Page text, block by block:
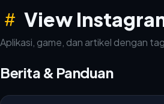
View
Aplikasi, game, dan artikel dengan tag
Berita & Panduan